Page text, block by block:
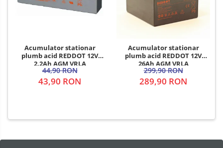
Acumulator stationar
plumb acid REDDOT 12V
2.2Ah AGM VRLA
44,90 RON
43,90 RON
Acumulator stationar
plumb acid REDDOT 12V
26Ah AGM VRLA
299,90 RON
289,90 RON